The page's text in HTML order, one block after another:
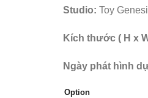
Studio: Toy
Kích thước ( H x
Ngày phát hình
Option